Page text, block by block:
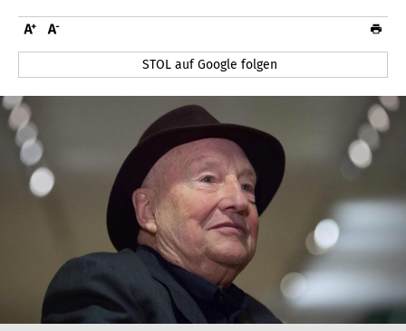
STOL auf Google folgen